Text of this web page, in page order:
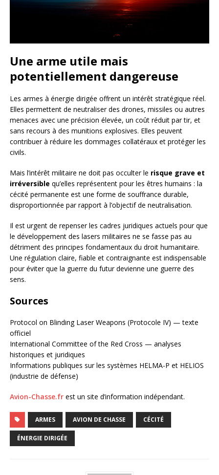
Une arme utile mais
potentiellement dangereuse
Les armes à énergie dirigée offrent un intérêt stratégique réel.
Elles permettent de neutraliser des drones, missiles ou autres
menaces avec une précision élevée, un coût réduit par tir, et
sans recours à des munitions explosives. Elles peuvent
contribuer à réduire les dommages collatéraux et protéger les
civils.
Mais l’intérêt militaire ne doit pas occulter le risque grave et
irréversible qu’elles représentent pour les êtres humains : la
cécité permanente est une forme de souffrance durable,
disproportionnée par rapport à l’objectif de neutralisation.
Il est urgent de repenser les cadres juridiques actuels pour que
le développement des lasers militaires ne se fasse pas au
détriment des principes fondamentaux du droit humanitaire.
Une régulation claire, fiable et contraignante est indispensable
pour éviter que la guerre du futur devienne une guerre des
sens.
Sources
Protocol on Blinding Laser Weapons (Protocole IV) — texte
officiel
International Committee of the Red Cross — analyses
historiques et juridiques
Informations publiques sur les systèmes HELMA-P et HELIOS
(industrie de défense)
Avion-Chasse.fr est un site d’information indépendant.
ARMES AVION DE CHASSE CÉCITÉ
ÉNERGIE DIRIGÉE